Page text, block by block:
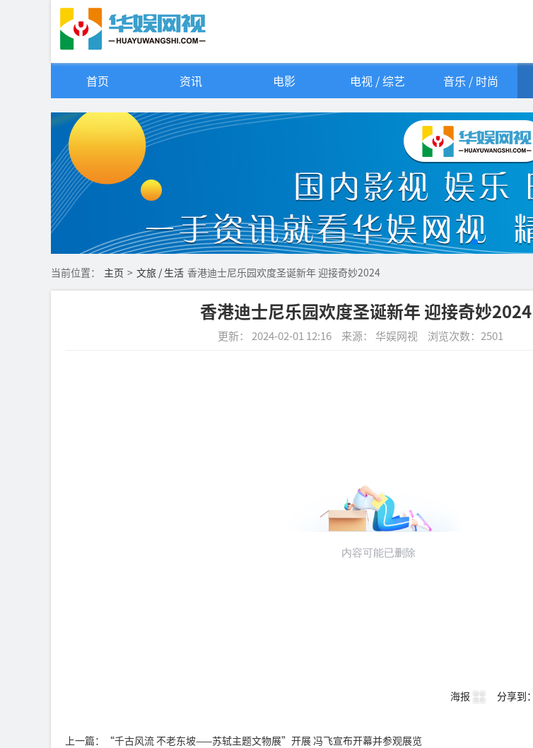
首页 资讯 电影 电视 / 综艺 音乐 / 时尚
当前位置： 主页 > 文旅 / 生活 香港迪士尼乐园欢度圣诞新年 迎接奇妙2024
香港迪士尼乐园欢度圣诞新年 迎接奇妙2024
更新： 2024-02-01 12:16 来源： 华娱网视 浏览次数： 2501
海报 分享到：
上一篇：“千古风流 不老东坡——苏轼主题文物展”开展 冯飞宣布开幕并参观展览